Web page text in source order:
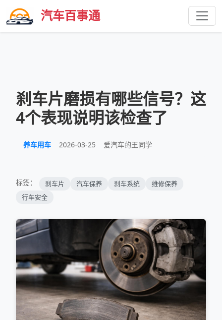
汽车百事通
刹车片磨损有哪些信号？这
4个表现说明该检查了
养车用车 2026-03-25 爱汽车的王同学
标签： 刹车片 汽车保养 刹车系统
维修保养
行车安全